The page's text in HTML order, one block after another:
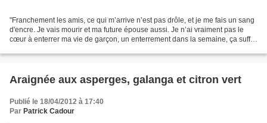
"Franchement les amis, ce qui m’arrive n’est pas drôle, et je me fais un sang
d'encre. Je vais mourir et ma future épouse aussi. Je n’ai vraiment pas le
cœur à enterrer ma vie de garçon, un enterrement dans la semaine, ça suffit
Araignée aux asperges, galanga et citron vert
Publié le 18/04/2012 à 17:40
Par Patrick Cadour